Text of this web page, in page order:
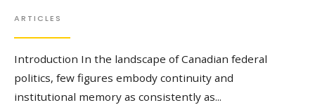
ARTICLES
Introduction In the landscape of Canadian federal
politics, few figures embody continuity and
institutional memory as consistently as...